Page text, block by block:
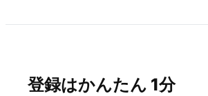
登録はかんたん 1分